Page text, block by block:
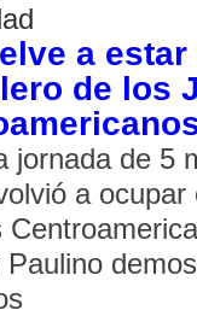
a
de los
jornada de 5
a